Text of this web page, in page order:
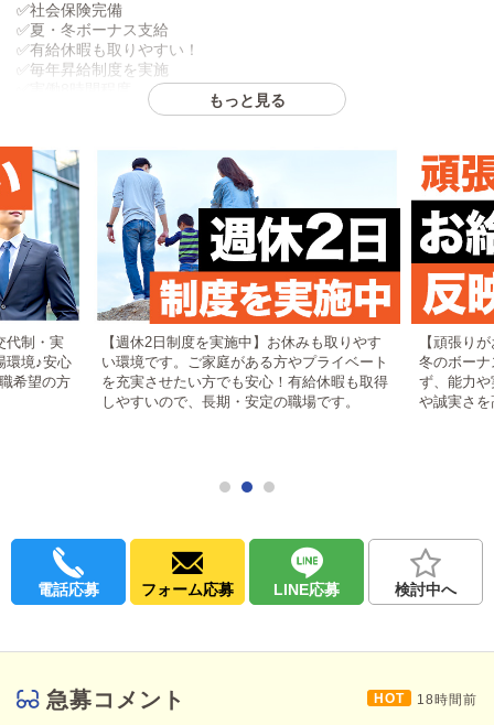
✅社会保険完備
✅夏・冬ボーナス支給
✅有給休暇も取りやすい！
✅毎年昇給制度を実施
たい方でも、安心して高収入を目指していただけるお店です。
事業拡大中につき、お店を支える運営スタッフ・送迎ドライバー
を大募集しています！
＼こんな方におすすめ！／
🔸将来的に店長・幹部を目指したい
🔸風俗店の企画やイベントを考えてみたい
🔸楽しい仲間と一緒に仕事したい
🔸真面目に働いて報われたい
🔸安定した環境がいい（将来性も重視）
🔸夢を見つけて走り出したい
一つでも当てはまる方はぜひご応募ください！
――――――――――――
【安心の法人経営】
週休2日制度＋有給も取りやすい環境で、プライベートも充実。
② 無理のない勤務体制
実働8時間程度・完全2交代制で、体力的な負担も少なめです。
もっと見る
代制・実
環境♪安心
希望の方
【週休2日制度を実施中】お休みも取りやす
い環境です。ご家庭がある方やプライベート
を充実させたい方でも安心！有給休暇も取得
しやすいので、長期・安定の職場です。
【頑張り
冬のボー
ず、能力
や誠実さ
電話応募 フォーム応募 LINE応募 検討中へ
急募コメント 18時間前